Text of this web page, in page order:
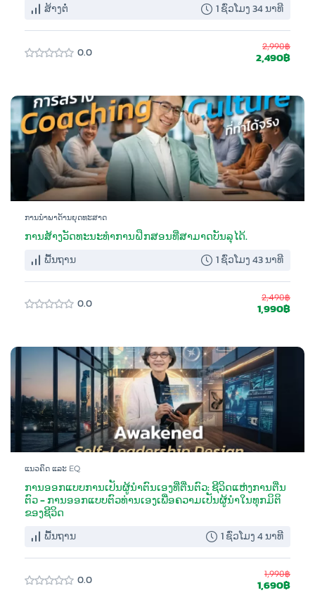
ສ້າງຕໍ່ 1 ຊົ່ວໂມງ 34 ນາທີ
0.0 2,990฿
2,490฿
ການນຳພາດ້ານຍຸດທະສາດ
ການສ້າງວັດທະນະທໍາການຝຶກສອນທີ່ສາມາດບັນລຸໄດ້.
ພື້ນຖານ 1 ຊົ່ວໂມງ 43 ນາທີ
0.0 2,490฿
1,990฿
ແນວຄິດ ແລະ EQ
ການອອກແບບການເປັນຜູ້ນຳຕົນເອງທີ່ຕື່ນຕົວ: ຊີວິດແຫ່ງການຕື່ນ
ຕົວ - ການອອກແບບຕົວທ່ານເອງເພື່ອຄວາມເປັນຜູ້ນຳໃນທຸກມິຕິ
ຂອງຊີວິດ
ພື້ນຖານ 1 ຊົ່ວໂມງ 4 ນາທີ
0.0 1,990฿
1,690฿